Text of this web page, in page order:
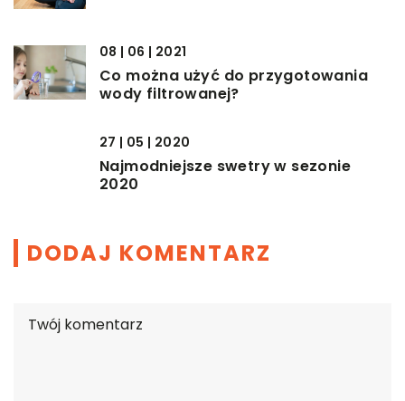
08 | 06 | 2021
Co można użyć do przygotowania
wody filtrowanej?
27 | 05 | 2020
Najmodniejsze swetry w sezonie
2020
DODAJ KOMENTARZ